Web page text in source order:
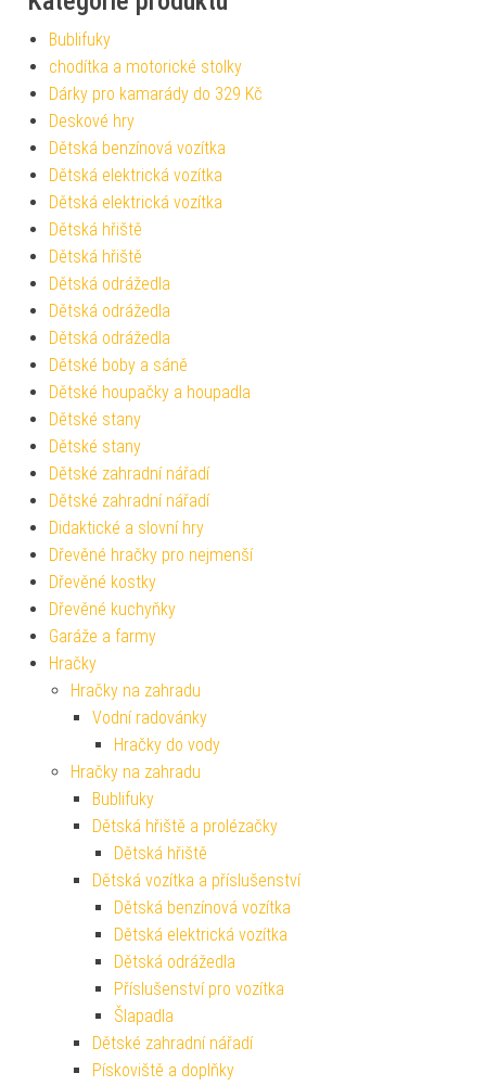
Bublifuky
chodítka a motorické stolky
Dárky pro kamarády do 329 Kč
Deskové hry
Dětská benzínová vozítka
Dětská elektrická vozítka
Dětská elektrická vozítka
Dětská hřiště
Dětská hřiště
Dětská odrážedla
Dětská odrážedla
Dětská odrážedla
Dětské boby a sáně
Dětské houpačky a houpadla
Dětské stany
Dětské stany
Dětské zahradní nářadí
Dětské zahradní nářadí
Didaktické a slovní hry
Dřevěné hračky pro nejmenší
Dřevěné kostky
Dřevěné kuchyňky
Garáže a farmy
Hračky
Hračky na zahradu
Vodní radovánky
Hračky do vody
Hračky na zahradu
Bublifuky
Dětská hřiště a prolézačky
Dětská hřiště
Dětská vozítka a příslušenství
Dětská benzínová vozítka
Dětská elektrická vozítka
Dětská odrážedla
Příslušenství pro vozítka
Šlapadla
Dětské zahradní nářadí
Pískoviště a doplňky